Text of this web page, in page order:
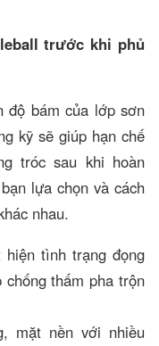
trước khi phủ
độ bám của lớp sơn
kỹ sẽ giúp hạn chế
tróc sau khi hoàn
lựa chọn và cách
nhau.
tình trạng đọng
thấm pha trộn
mặt nền với nhiều